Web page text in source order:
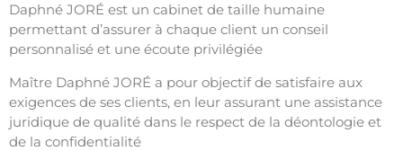
Daphné JORÉ est un cabinet de taille humaine
permettant d’assurer à chaque client un conseil
personnalisé et une écoute privilégiée
Maître Daphné JORÉ a pour objectif de satisfaire aux
exigences de ses clients, en leur assurant une assistance
juridique de qualité dans le respect de la déontologie et
de la confidentialité